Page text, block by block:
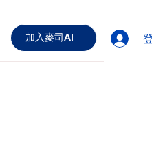
加入麥司AI